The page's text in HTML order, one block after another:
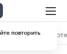
повторить